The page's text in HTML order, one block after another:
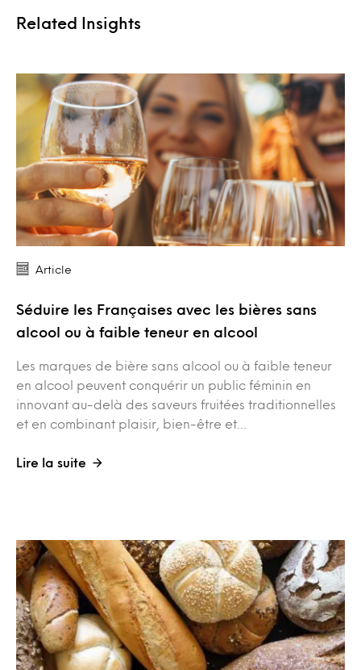
Related Insights
Article
Séduire les Françaises avec les bières sans
alcool ou à faible teneur en alcool
Les marques de bière sans alcool ou à faible teneur
en alcool peuvent conquérir un public féminin en
innovant au-delà des saveurs fruitées traditionnelles
et en combinant plaisir, bien-être et…
Lire la suite